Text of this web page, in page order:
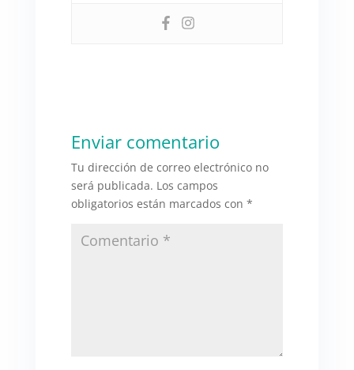
Enviar comentario
Tu dirección de correo electrónico no
será publicada. Los campos
obligatorios están marcados con *